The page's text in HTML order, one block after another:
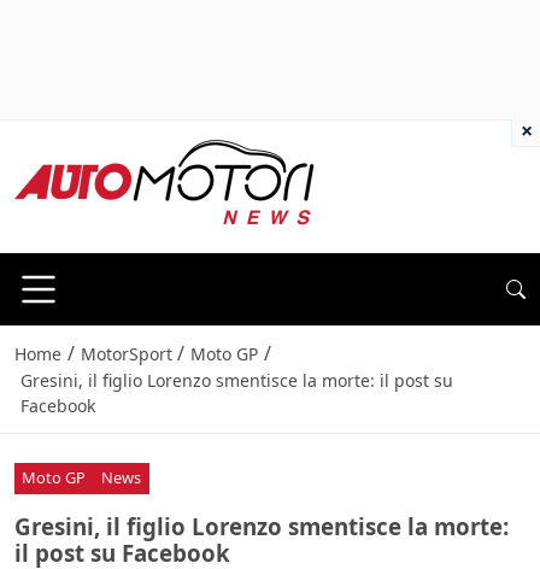
Home / MotorSport / Moto GP /
Gresini, il figlio Lorenzo smentisce la morte: il post su
Facebook
Moto GP News
Gresini, il figlio Lorenzo smentisce la morte:
il post su Facebook
×